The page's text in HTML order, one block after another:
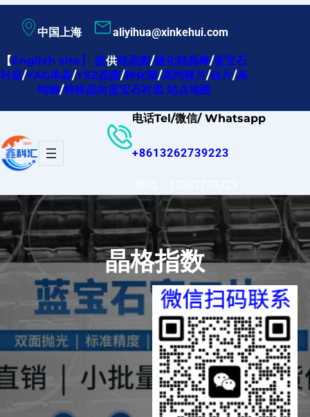
内
容
中国上海 aliyihua@xinkehui.com
【English site】提供硅晶圆/碳化硅晶棒/蓝宝石
衬底/YAG单晶/YSZ晶圆/砷化铟/高纯锗片/硅片/高
纯铟/特殊晶向蓝宝石衬底 站点地图
电话Tel/微信/ Whatsapp
+8613262739223
晶格指数